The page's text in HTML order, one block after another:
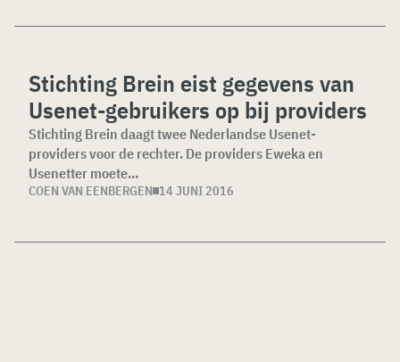
Stichting Brein eist gegevens van
Usenet-gebruikers op bij providers
Stichting Brein daagt twee Nederlandse Usenet-
providers voor de rechter. De providers Eweka en
Usenetter moete...
COEN VAN EENBERGEN 14 JUNI 2016